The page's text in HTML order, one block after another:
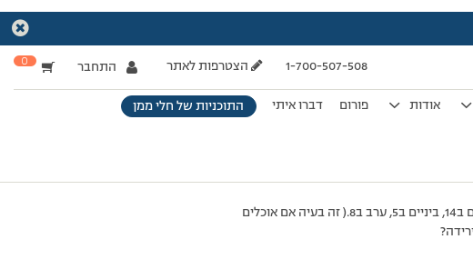
1-700-507-508 הצטרפות לאתר התחבר 0
אודות פורום דברו איתי התוכניות של חלי ממן
היי, רציתי לשאול אם אפשרי לאכול את א. הלילה למשל ב8, בבוקר, ולאחר מכן את הבוקר ב11 , צהריים ב14, ביניים ב5, ערב ב8.( זה בעיה אם אוכלים